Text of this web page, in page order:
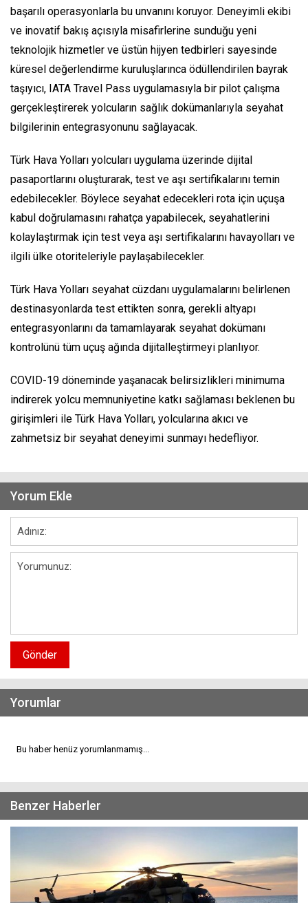
başarılı operasyonlarla bu unvanını koruyor. Deneyimli ekibi
ve inovatif bakış açısıyla misafirlerine sunduğu yeni
teknolojik hizmetler ve üstün hijyen tedbirleri sayesinde
küresel değerlendirme kuruluşlarınca ödüllendirilen bayrak
taşıyıcı, IATA Travel Pass uygulamasıyla bir pilot çalışma
gerçekleştirerek yolcuların sağlık dokümanlarıyla seyahat
bilgilerinin entegrasyonunu sağlayacak.
Türk Hava Yolları yolcuları uygulama üzerinde dijital
pasaportlarını oluşturarak, test ve aşı sertifikalarını temin
edebilecekler. Böylece seyahat edecekleri rota için uçuşa
kabul doğrulamasını rahatça yapabilecek, seyahatlerini
kolaylaştırmak için test veya aşı sertifikalarını havayolları ve
ilgili ülke otoriteleriyle paylaşabilecekler.
Türk Hava Yolları seyahat cüzdanı uygulamalarını belirlenen
destinasyonlarda test ettikten sonra, gerekli altyapı
entegrasyonlarını da tamamlayarak seyahat dokümanı
kontrolünü tüm uçuş ağında dijitalleştirmeyi planlıyor.
COVID-19 döneminde yaşanacak belirsizlikleri minimuma
indirerek yolcu memnuniyetine katkı sağlaması beklenen bu
girişimleri ile Türk Hava Yolları, yolcularına akıcı ve
zahmetsiz bir seyahat deneyimi sunmayı hedefliyor.
Yorum Ekle
Gönder
Yorumlar
Bu haber henüz yorumlanmamış...
Benzer Haberler